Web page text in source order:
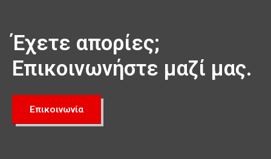
Έχετε απορίες;
Επικοινωνήστε μαζί μας.
Επικοινωνία